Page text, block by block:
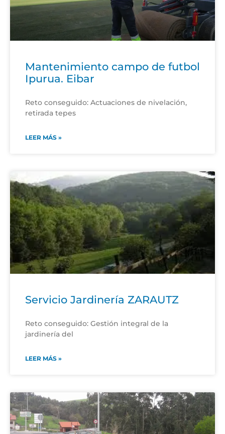
Mantenimiento campo de futbol
Ipurua. Eibar
Reto conseguido: Actuaciones de nivelación,
retirada tepes
LEER MÁS »
Servicio Jardinería ZARAUTZ
Reto conseguido: Gestión integral de la
jardinería del
LEER MÁS »